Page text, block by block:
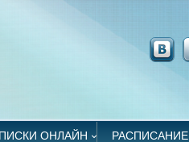
ОНЛАЙН РАСПИСАНИЕ